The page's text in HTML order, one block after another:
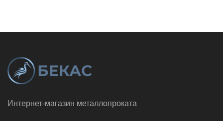
Интернет-магазин металлопроката